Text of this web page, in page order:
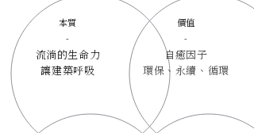
本質
-
流淌的生命力
讓建築呼吸
價值
-
自癒因子
環保、永續、循環